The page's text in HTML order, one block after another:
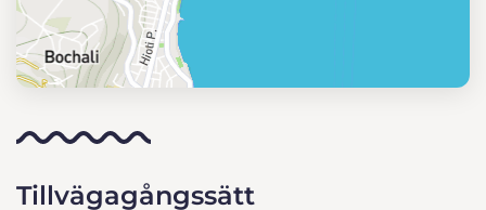
Tillvägagångssätt